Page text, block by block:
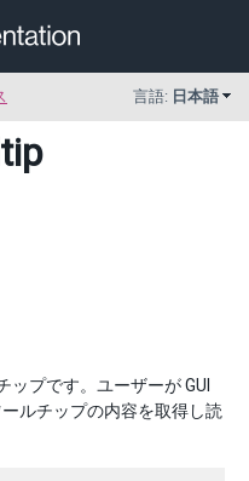
言語: 日本語
ップです。ユーザーが GUI
ルチップの内容を取得し読